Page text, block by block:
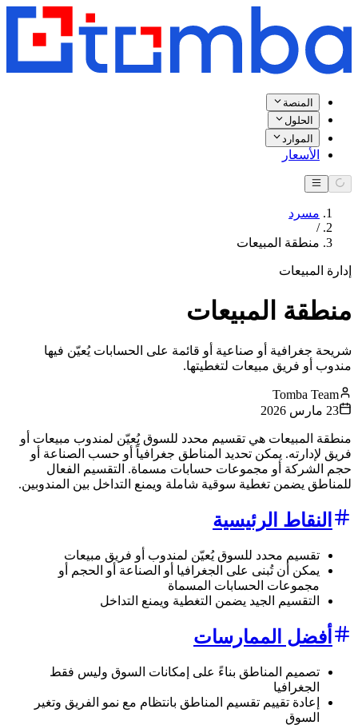
المنصة
الحلول
الموارد
الأسعار
مسرد
/
منطقة المبيعات
إدارة المبيعات
منطقة المبيعات
شريحة جغرافية أو صناعية أو قائمة على الحسابات يُعيّن فيها
مندوب أو فريق مبيعات لتغطيتها.
Tomba Team
23 مارس 2026
منطقة المبيعات هي تقسيم محدد للسوق يُعيّن لمندوب مبيعات أو
فريق لإدارته. يمكن تحديد المناطق جغرافياً أو حسب الصناعة أو
حجم الشركة أو مجموعات حسابات مسماة. التقسيم الفعال
للمناطق يضمن تغطية سوقية شاملة ويمنع التداخل بين المندوبين.
النقاط الرئيسية
تقسيم محدد للسوق يُعيّن لمندوب أو فريق مبيعات
يمكن أن تُبنى على الجغرافيا أو الصناعة أو الحجم أو
مجموعات الحسابات المسماة
التقسيم الجيد يضمن التغطية ويمنع التداخل
أفضل الممارسات
تصميم المناطق بناءً على إمكانات السوق وليس فقط
الجغرافيا
إعادة تقييم تقسيم المناطق بانتظام مع نمو الفريق وتغير
السوق